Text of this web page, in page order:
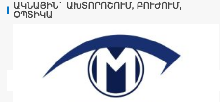
ԱԿՆԱՅԻՆ` ԱԽՏՈՐՈՇՈՒՄ, ԲՈՒԺՈՒՄ,
ՕՊՏԻԿԱ